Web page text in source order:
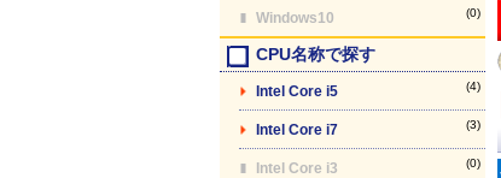
Windows10 (0)
CPU名称で探す
Intel Core i5 (4)
Intel Core i7 (3)
Intel Core i3 (0)